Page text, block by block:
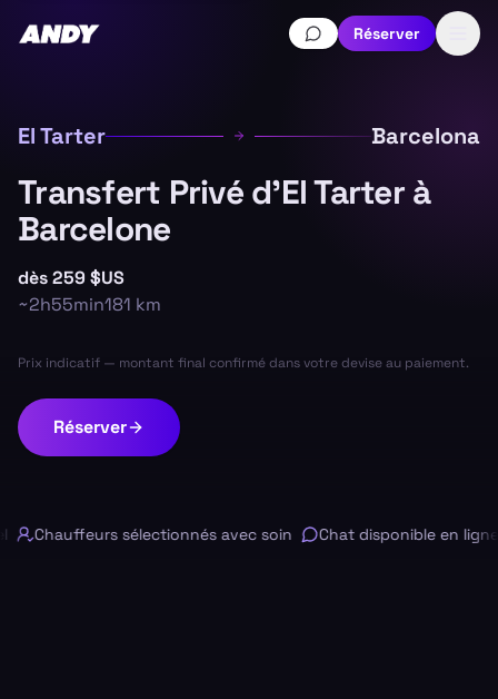
Réserver
El Tarter Barcelona
Transfert Privé d'El Tarter à
Barcelone
dès259 $US
~2h55min181 km
Prix indicatif — montant final confirmé dans votre devise au paiement.
Réserver
Chauffeurs sélectionnés avec soin Chat disponible en ligne